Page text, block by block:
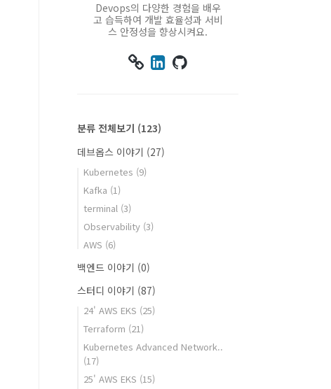
Devops의 다양한 경험을 배우
고 습득하여 개발 효율성과 서비
스 안정성을 향상시켜요.
  
분류 전체보기 (123)
데브옵스 이야기 (27)
Kubernetes (9)
Kafka (1)
terminal (3)
Observability (3)
AWS (6)
백엔드 이야기 (0)
스터디 이야기 (87)
24' AWS EKS (25)
Terraform (21)
Kubernetes Advanced Network..
(17)
25' AWS EKS (15)